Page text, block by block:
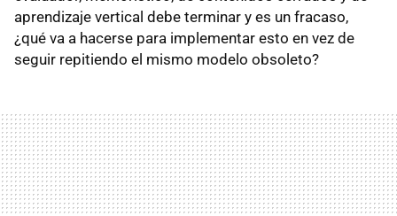
aprendizaje vertical debe terminar y es un fracaso,
¿qué va a hacerse para implementar esto en vez de
seguir repitiendo el mismo modelo obsoleto?